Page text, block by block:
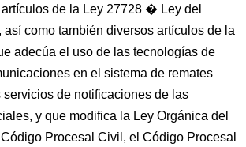
de la Ley 27728 � Ley del
así como también diversos artículos de la
adecúa el uso de las tecnologías de
en el sistema de remates
de notificaciones de las
y que modifica la Ley Orgánica del
Procesal Civil, el Código Procesal